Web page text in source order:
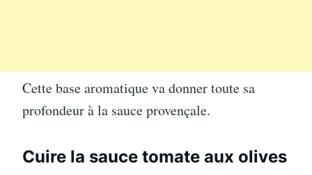
Cette base aromatique va donner toute sa
profondeur à la sauce provençale.
Cuire la sauce tomate aux olives